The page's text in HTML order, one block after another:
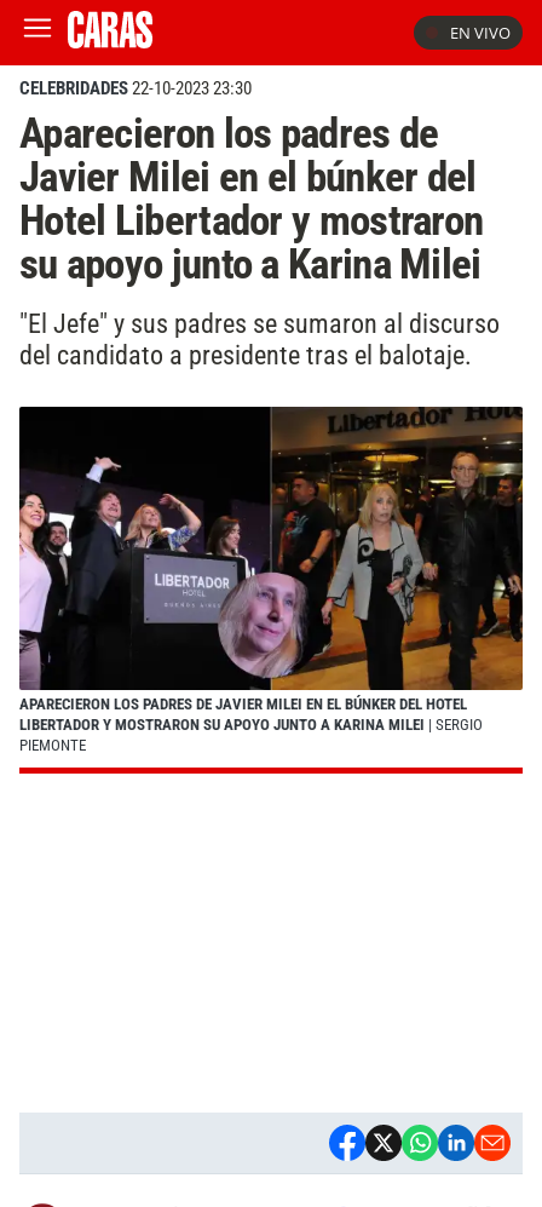
EN VIVO
CELEBRIDADES22-10-2023 23:30
Aparecieron los padres de
Javier Milei en el búnker del
Hotel Libertador y mostraron
su apoyo junto a Karina Milei
"El Jefe" y sus padres se sumaron al discurso
del candidato a presidente tras el balotaje.
APARECIERON LOS PADRES DE JAVIER MILEI EN EL BÚNKER DEL HOTEL
LIBERTADOR Y MOSTRARON SU APOYO JUNTO A KARINA MILEI | SERGIO
PIEMONTE